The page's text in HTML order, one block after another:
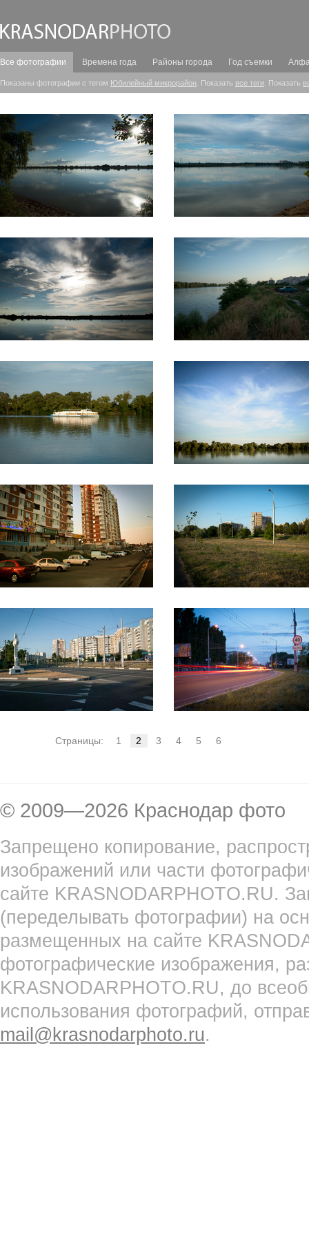
Все фотографии Времена года Районы города Год съемки
Показаны фотографии с тегом Юбилейный микрорайон . Показать все теги . Показать
Страницы: 1 2 3 4 5 6
© 2009—2026 Краснодар фото
Запрещено копирование,
изображений или части
сайте KRASNODARPHOTO.RU.
(переделывать фотографии) на
размещенных на сайте
фотографические изображения,
KRASNODARPHOTO.RU, до
использования фотографий,
mail@krasnodarphoto.ru.